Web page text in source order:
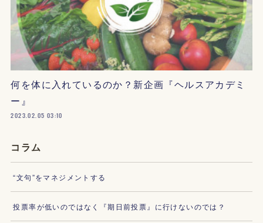
何を体に入れているのか？新企画『ヘルスアカデミ
ー』
2023.02.05 03:10
コラム
“文句”をマネジメントする
投票率が低いのではなく『期日前投票』に行けないのでは？